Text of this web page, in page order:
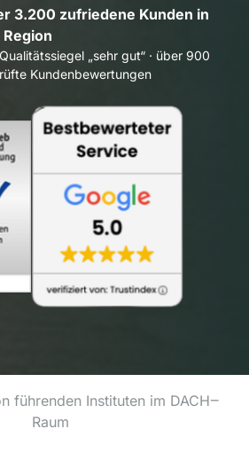
3.200 zufriedene Kunden in
„sehr gut“ · über 900
Kundenbewertungen
führenden Instituten im DACH‒
Raum